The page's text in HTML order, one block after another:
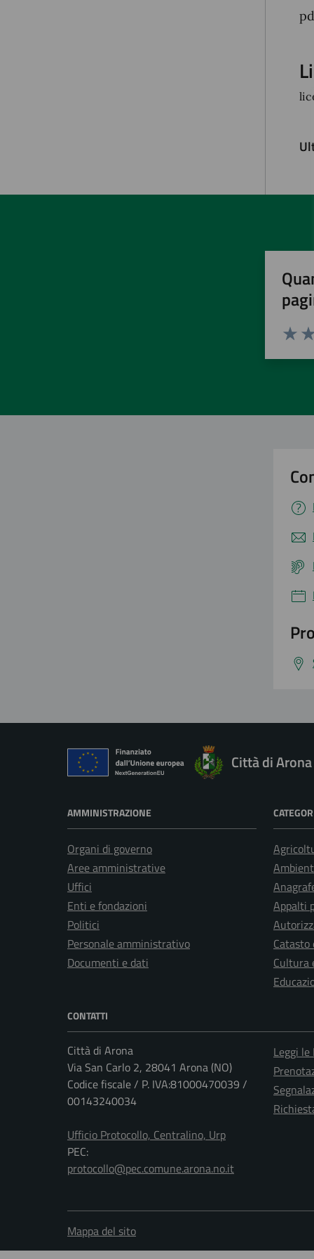
Città di Arona
AMMINISTRAZIONE
Organi di governo
Aree amministrative
Uffici
Enti e fondazioni
Politici
Personale amministrativo
Documenti e dati
Appalti
Cultura
CONTATTI
Città di Arona
Via San Carlo 2, 28041 Arona (NO)
Codice fiscale / P. IVA:81000470039 /
00143240034
Ufficio Protocollo, Centralino, Urp
PEC:
protocollo@pec.comune.arona.no.it
Leggi le
Mappa del sito